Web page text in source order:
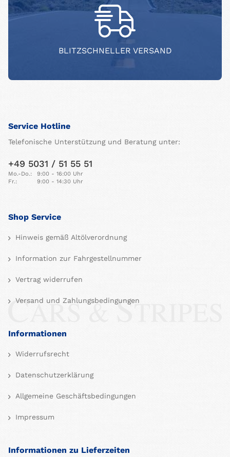
BLITZSCHNELLER VERSAND
Service Hotline
Telefonische Unterstützung und Beratung unter:
+49 5031 / 51 55 51
Mo.-Do.:
9:00 - 16:00 Uhr
Fr.:
9:00 - 14:30 Uhr
Shop Service
Hinweis gemäß Altölverordnung
Information zur Fahrgestellnummer
Vertrag widerrufen
Versand und Zahlungsbedingungen
Informationen
Widerrufsrecht
Datenschutzerklärung
Allgemeine Geschäftsbedingungen
Impressum
Informationen zu Lieferzeiten